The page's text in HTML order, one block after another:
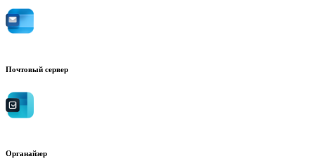
Почтовый сервер
Органайзер